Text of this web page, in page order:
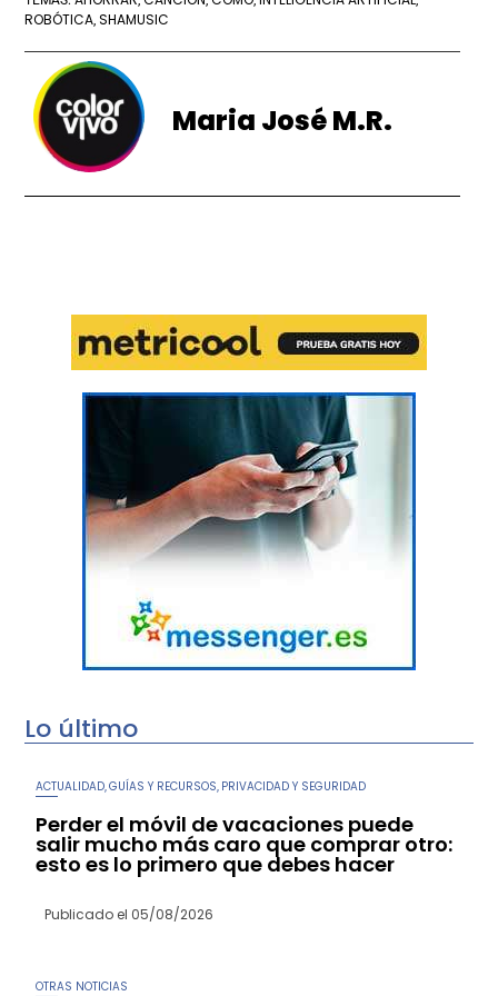
ROBÓTICA ,SHAMUSIC
Maria José M.R.
Lo último
ACTUALIDAD ,GUÍAS Y RECURSOS PRIVACIDAD Y SEGURIDAD
Perder el móvil de vacaciones puede
salir mucho más caro que comprar otro:
esto es lo primero que debes hacer
Publicado el 05/08/2026
OTRAS NOTICIAS